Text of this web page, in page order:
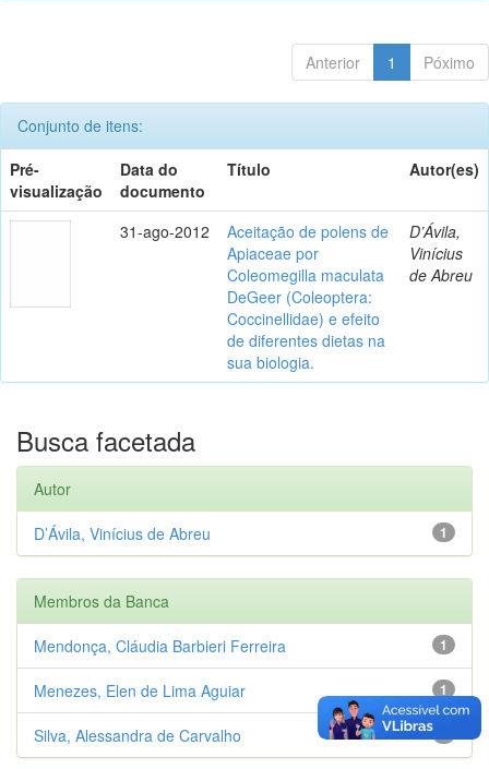
Anterior 1 Póximo
Conjunto de itens:
Pré-
visualização
Data do
documento
Título Autor(es)
31-ago-2012
Aceitação de polens de
Apiaceae por
Coleomegilla maculata
DeGeer (Coleoptera:
Coccinellidae) e efeito
de diferentes dietas na
sua biologia.
D’Ávila,
Vinícius
de Abreu
Busca facetada
Autor
1
D’Ávila, Vinícius de Abreu
Membros da Banca
1
Mendonça, Cláudia Barbieri Ferreira
1
Menezes, Elen de Lima Aguiar
Silva, Alessandra de Carvalho